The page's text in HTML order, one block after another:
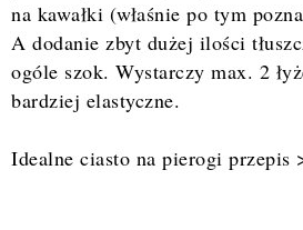
na kawałki (właśnie po tym
A dodanie zbyt dużej ilości
ogóle szok. Wystarczy max. 2
bardziej elastyczne.
Idealne ciasto na pierogi przepis